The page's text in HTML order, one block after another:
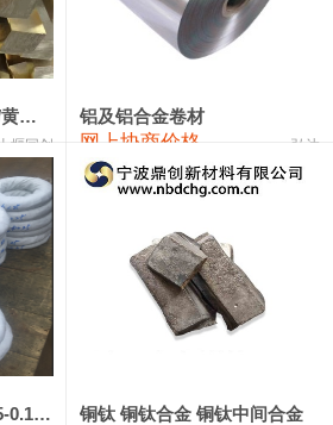
17,500
18,000
18,900
9,300
10,400
10,000 0
供应优质黄铜棒/六角棒/黄铜方板
十堰同创
铝及铝合金卷材
网上协商价格 弘达
磷铜丝 磷铜棒管QSn6.5-0.1 7-0.2 8-0.3 铜钛 铜钛合金 铜钛中间合金